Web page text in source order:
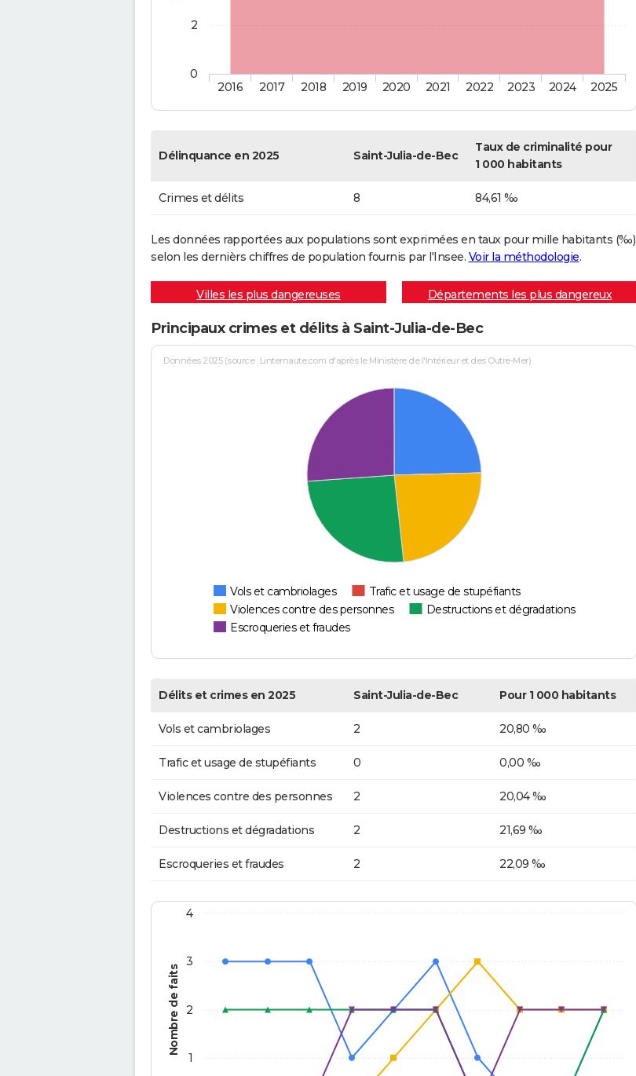
2016 2017 2018 2019 2020 2021 2022 2023 2024 2025
0
2
Délinquance en 2025 Saint-Julia-de-Bec
Taux de criminalité pour
1 000 habitants
Crimes et délits 8 84,61 ‰
Les données rapportées aux populations sont exprimées en taux pour mille habitants (‰)
selon les dernièrs chiffres de population fournis par l'Insee. Voir la méthodologie.
Villes les plus dangereuses Départements les plus dangereux
Principaux crimes et délits à Saint-Julia-de-Bec
Données 2025 (source : Linternaute.com d'après le Ministère de l'Intérieur et des Outre-Mer)
Vols et cambriolages
Trafic et usage de stupéfiants
Violences contre des personnes
Destructions et dégradations
Escroqueries et fraudes
Délits et crimes en 2025 Saint-Julia-de-Bec Pour 1 000 habitants
Vols et cambriolages 2 20,80 ‰
Trafic et usage de stupéfiants 0 0,00 ‰
Violences contre des personnes 2 20,04 ‰
Destructions et dégradations 2 21,69 ‰
Escroqueries et fraudes 2 22,09 ‰
Nombre de faits
1
2
3
4